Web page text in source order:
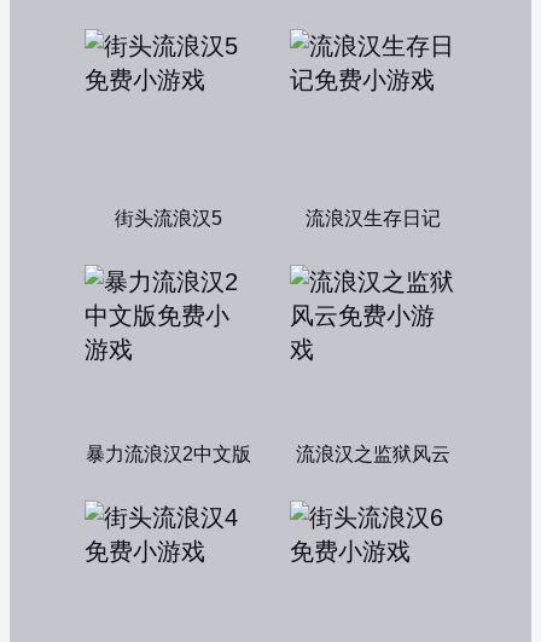
街头流浪汉5 流浪汉生存日记
暴力流浪汉2中文版 流浪汉之监狱风云